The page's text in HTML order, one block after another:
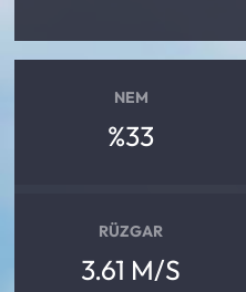
NEM
%33
RÜZGAR
3.61 M/S